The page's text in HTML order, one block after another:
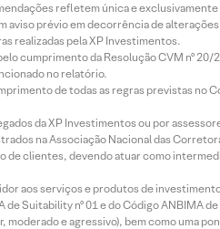
refletem única e
aviso prévio em decorrência de
realizadas pela XP Investimentos.
cumprimento da Resolução CVM nº
no relatório.
de todas as regras previstas no
da XP Investimentos ou por
na Associação Nacional das
clientes, devendo atuar como
aos serviços e produtos de
Suitability nº 01 e do Código
moderado e agressivo), bem como uma